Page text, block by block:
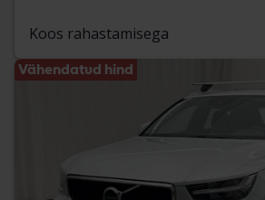
Koos rahastamisega
Vähendatud hind